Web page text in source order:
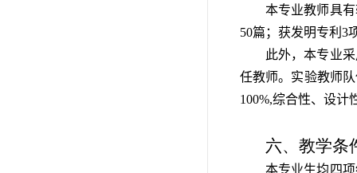
本专业教师具
50篇；获发明专利3
此外，本专业
任教师。实验教师
100%,综合性、设计
六、教学条
本专业生均四